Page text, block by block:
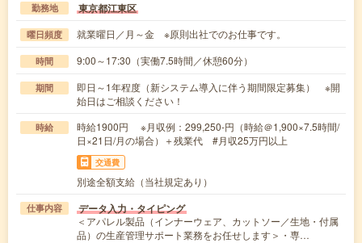
勤務地 東京都江東区
曜日頻度 就業曜日／月～金 ※原則出社でのお仕事です。
時間 9:00～17:30（実働7.5時間／休憩60分）
期間
即日～1年程度（新システム導入に伴う期間限定募集） ※開
始日はご相談ください！
時給
時給1900円 ※月収例：299,250-円（時給＠1,900×7.5時間/
日×21日/月の場合）＋残業代 #月収25万円以上
交通費
別途全額支給（当社規定あり）
仕事内容 データ入力・タイピング
＜アパレル製品（インナーウェア、カットソー／生地・付属
品）の生産管理サポート業務をお任せします＞・専…